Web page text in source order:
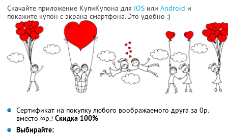
Скачайте приложение КупиКупона для IOS или Android и
покажите купон с экрана смартфона. Это удобно :)
Сертификат на покупку любого воображаемого друга за 0р.
вместо ∞р.! Скидка 100%
Выбирайте: